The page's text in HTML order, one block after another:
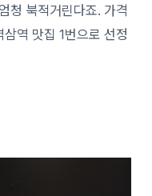
청 북적거린다죠. 가격
역 맛집 1번으로 선정